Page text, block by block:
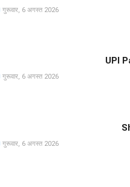
गुरूवार, 6 अगस्त 2026
UPI
गुरूवार, 6 अगस्त 2026
गुरूवार, 6 अगस्त 2026